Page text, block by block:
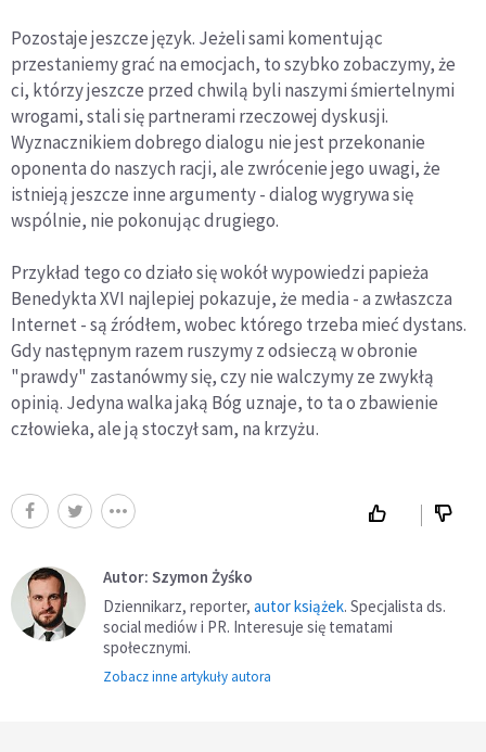
Pozostaje jeszcze język. Jeżeli sami komentując
przestaniemy grać na emocjach, to szybko zobaczymy, że
ci, którzy jeszcze przed chwilą byli naszymi śmiertelnymi
wrogami, stali się partnerami rzeczowej dyskusji.
Wyznacznikiem dobrego dialogu nie jest przekonanie
oponenta do naszych racji, ale zwrócenie jego uwagi, że
istnieją jeszcze inne argumenty - dialog wygrywa się
wspólnie, nie pokonując drugiego.
Przykład tego co działo się wokół wypowiedzi papieża
Benedykta XVI najlepiej pokazuje, że media - a zwłaszcza
Internet - są źródłem, wobec którego trzeba mieć dystans.
Gdy następnym razem ruszymy z odsieczą w obronie
"prawdy" zastanówmy się, czy nie walczymy ze zwykłą
opinią. Jedyna walka jaką Bóg uznaje, to ta o zbawienie
człowieka, ale ją stoczył sam, na krzyżu.
Autor: Szymon Żyśko
Dziennikarz, reporter, autor książek. Specjalista ds.
social mediów i PR. Interesuje się tematami
społecznymi.
Zobacz inne artykuły autora